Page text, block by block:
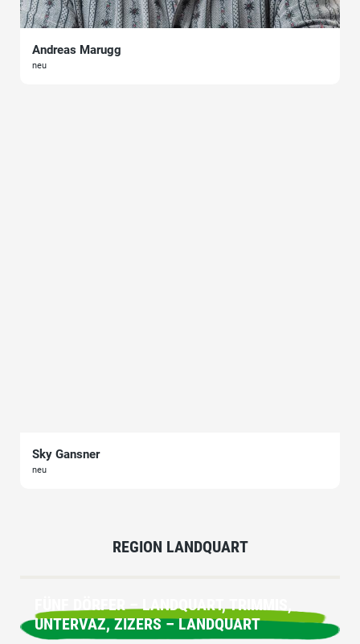
Andreas Marugg
neu
Sky Gansner
neu
REGION LANDQUART
FÜNF DÖRFER – LANDQUART, TRIMMIS,
UNTERVAZ, ZIZERS – LANDQUART